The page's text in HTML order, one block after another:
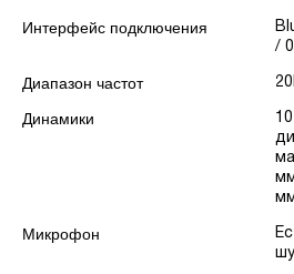
Интерфейс подключения
/
Диапазон частот
Динамики
Микрофон